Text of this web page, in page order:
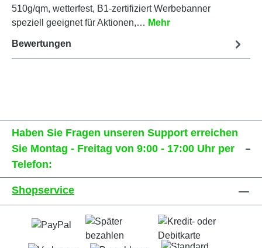
510g/qm, wetterfest, B1-zertifiziert Werbebanner
speziell geeignet für Aktionen,… Mehr
Bewertungen
Haben Sie Fragen unseren Support erreichen
Sie Montag - Freitag von 9:00 - 17:00 Uhr per
Telefon:
Shopservice